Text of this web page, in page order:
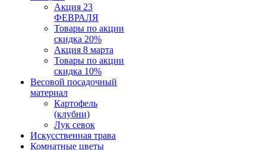
Акция 23
ФЕВРАЛЯ
Товары по акции
скидка 20%
Акция 8 марта
Товары по акции
скидка 10%
Весовой посадочный
материал
Картофель
(клубни)
Лук севок
Искусственная трава
Комнатные цветы